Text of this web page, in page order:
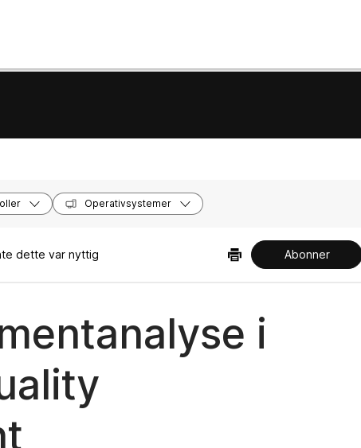
Operativsystemer
dette var nyttig Abonner
i